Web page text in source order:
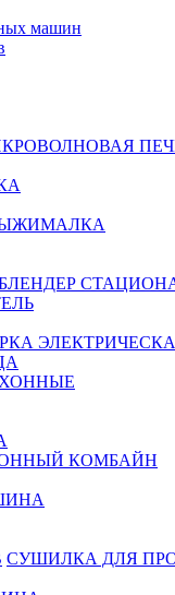
машин
КОМБАЙН
СУШИЛКА ДЛЯ